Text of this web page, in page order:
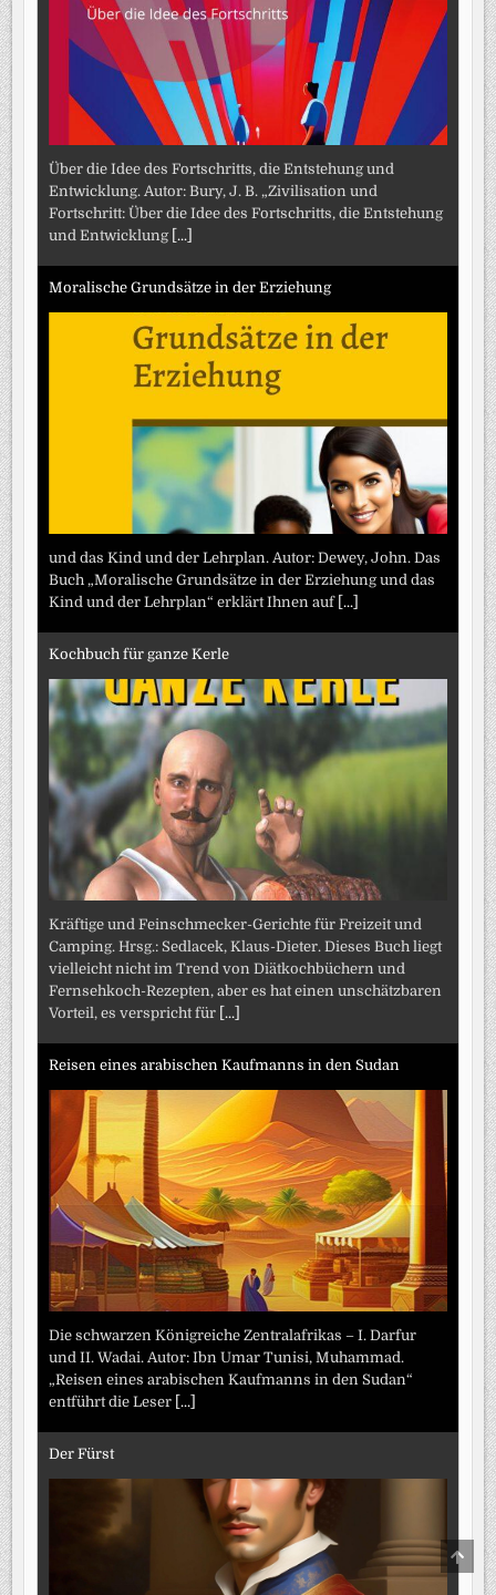
Über die Idee des Fortschritts, die Entstehung und
Entwicklung. Autor: Bury, J. B. „Zivilisation und
Fortschritt: Über die Idee des Fortschritts, die Entstehung
und Entwicklung [...]
Moralische Grundsätze in der Erziehung
und das Kind und der Lehrplan. Autor: Dewey, John. Das
Buch „Moralische Grundsätze in der Erziehung und das
Kind und der Lehrplan“ erklärt Ihnen auf [...]
Kochbuch für ganze Kerle
Kräftige und Feinschmecker-Gerichte für Freizeit und
Camping. Hrsg.: Sedlacek, Klaus-Dieter. Dieses Buch liegt
vielleicht nicht im Trend von Diätkochbüchern und
Fernsehkoch-Rezepten, aber es hat einen unschätzbaren
Vorteil, es verspricht für [...]
Reisen eines arabischen Kaufmanns in den Sudan
Die schwarzen Königreiche Zentralafrikas – I. Darfur
und II. Wadai. Autor: Ibn Umar Tunisi, Muhammad.
„Reisen eines arabischen Kaufmanns in den Sudan“
entführt die Leser [...]
Der Fürst
TO
TOP